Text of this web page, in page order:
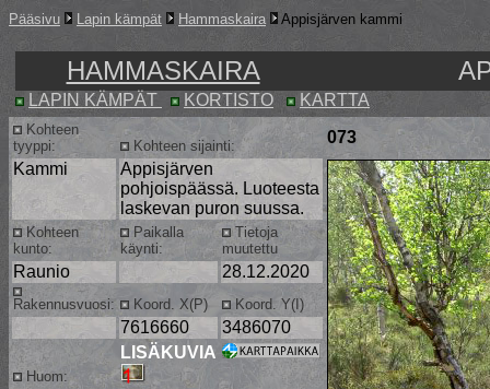
Pääsivu Lapin kämpät Hammaskaira Appisjärven kammi
HAMMASKAIRA
LAPIN KÄMPÄT KORTISTO KARTTA
Kohteen
tyyppi:
Kohteen sijainti:
073
Kammi
Appisjärven
pohjoispäässä. Luoteesta
laskevan puron suussa.
Kohteen
kunto:
Paikalla
käynti:
Tietoja
muutettu
Raunio 28.12.2020
Rakennusvuosi: Koord. X(P) Koord. Y(I)
7616660 3486070
Huom:
LISÄKUVIA